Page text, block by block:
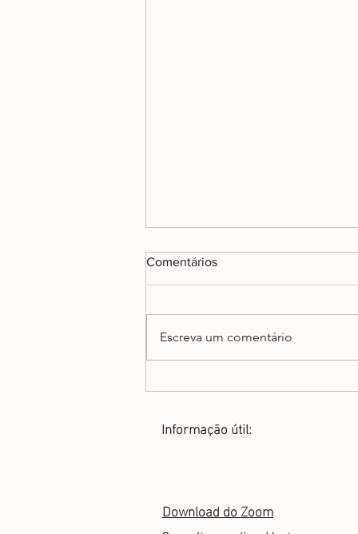
dentro dela
Comentários
Escreva um comentário
Informação útil:
Download do Zoom